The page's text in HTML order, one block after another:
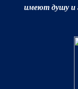
имеют душу и